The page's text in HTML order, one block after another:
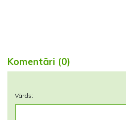
Komentāri (0)
Vārds: